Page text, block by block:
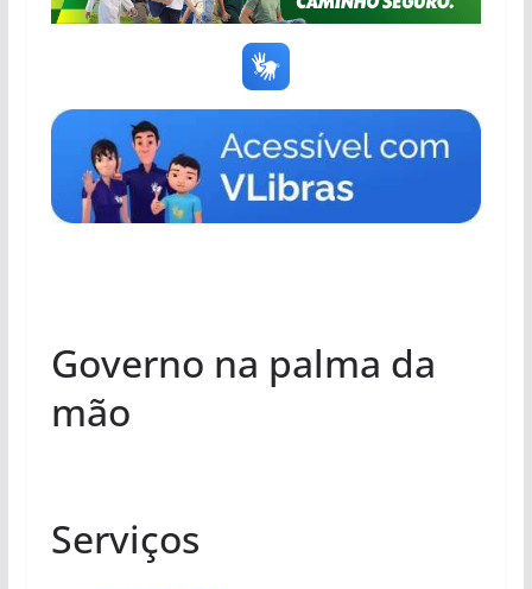
Governo na palma da
mão
Serviços